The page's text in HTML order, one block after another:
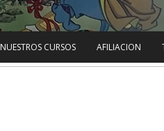
NUESTROS CURSOS AFILIACION